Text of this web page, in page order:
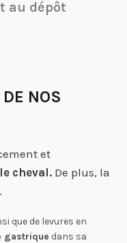
au dépôt
NOS
et
cheval. De plus, la
.
que de levures en
gastrique dans sa